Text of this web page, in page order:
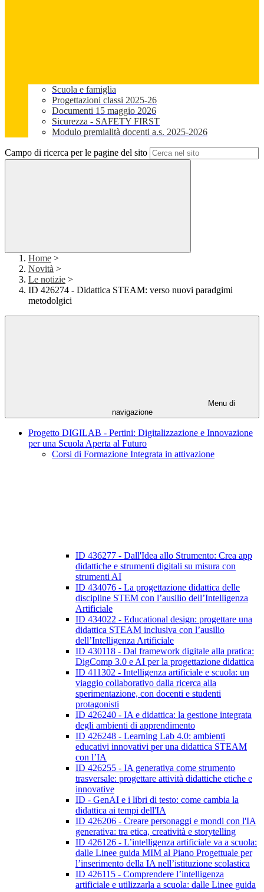
Scuola e famiglia
Progettazioni classi 2025-26
Documenti 15 maggio 2026
Sicurezza - SAFETY FIRST
Modulo premialità docenti a.s. 2025-2026
Campo di ricerca per le pagine del sito
Home >
Novità >
Le notizie >
ID 426274 - Didattica STEAM: verso nuovi paradgimi
metodolgici
Menu di
navigazione
Progetto DIGILAB - Pertini: Digitalizzazione e Innovazione
per una Scuola Aperta al Futuro
Corsi di Formazione Integrata in attivazione
ID 436277 - Dall'Idea allo Strumento: Crea app
didattiche e strumenti digitali su misura con
strumenti AI
ID 434076 - La progettazione didattica delle
discipline STEM con l’ausilio dell’Intelligenza
Artificiale
ID 434022 - Educational design: progettare una
didattica STEAM inclusiva con l’ausilio
dell’Intelligenza Artificiale
ID 430118 - Dal framework digitale alla pratica:
DigComp 3.0 e AI per la progettazione didattica
ID 411302 - Intelligenza artificiale e scuola: un
viaggio collaborativo dalla ricerca alla
sperimentazione, con docenti e studenti
protagonisti
ID 426240 - IA e didattica: la gestione integrata
degli ambienti di apprendimento
ID 426248 - Learning Lab 4.0: ambienti
educativi innovativi per una didattica STEAM
con l’IA
ID 426255 - IA generativa come strumento
trasversale: progettare attività didattiche etiche e
innovative
ID - GenAI e i libri di testo: come cambia la
didattica ai tempi dell'IA
ID 426206 - Creare personaggi e mondi con l'IA
generativa: tra etica, creatività e storytelling
ID 426126 - L’intelligenza artificiale va a scuola:
dalle Linee guida MIM al Piano Progettuale per
l’inserimento della IA nell’istituzione scolastica
ID 426115 - Comprendere l’intelligenza
artificiale e utilizzarla a scuola: dalle Linee guida